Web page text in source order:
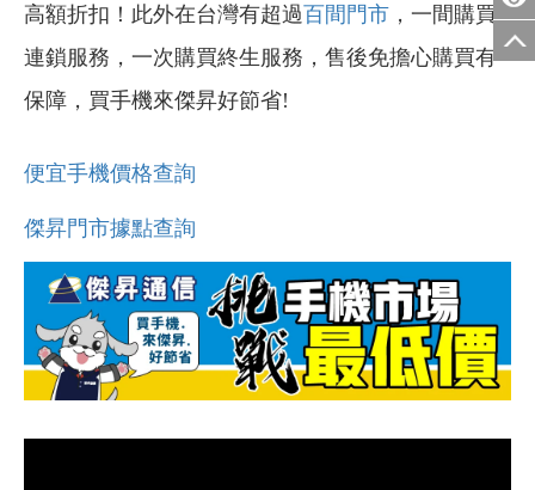
高額折扣！此外在台灣有超過百間門市 ，一間購買
連鎖服務，一次購買終生服務，售後免擔心購買有
保障，買手機來傑昇好節省!
便宜手機價格查詢
傑昇門市據點查詢